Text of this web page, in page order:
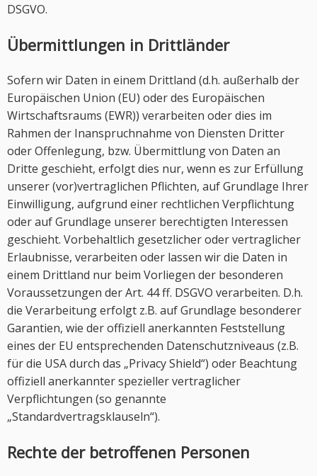
DSGVO.
Übermittlungen in Drittländer
Sofern wir Daten in einem Drittland (d.h. außerhalb der
Europäischen Union (EU) oder des Europäischen
Wirtschaftsraums (EWR)) verarbeiten oder dies im
Rahmen der Inanspruchnahme von Diensten Dritter
oder Offenlegung, bzw. Übermittlung von Daten an
Dritte geschieht, erfolgt dies nur, wenn es zur Erfüllung
unserer (vor)vertraglichen Pflichten, auf Grundlage Ihrer
Einwilligung, aufgrund einer rechtlichen Verpflichtung
oder auf Grundlage unserer berechtigten Interessen
geschieht. Vorbehaltlich gesetzlicher oder vertraglicher
Erlaubnisse, verarbeiten oder lassen wir die Daten in
einem Drittland nur beim Vorliegen der besonderen
Voraussetzungen der Art. 44 ff. DSGVO verarbeiten. D.h.
die Verarbeitung erfolgt z.B. auf Grundlage besonderer
Garantien, wie der offiziell anerkannten Feststellung
eines der EU entsprechenden Datenschutzniveaus (z.B.
für die USA durch das „Privacy Shield“) oder Beachtung
offiziell anerkannter spezieller vertraglicher
Verpflichtungen (so genannte
„Standardvertragsklauseln“).
Rechte der betroffenen Personen